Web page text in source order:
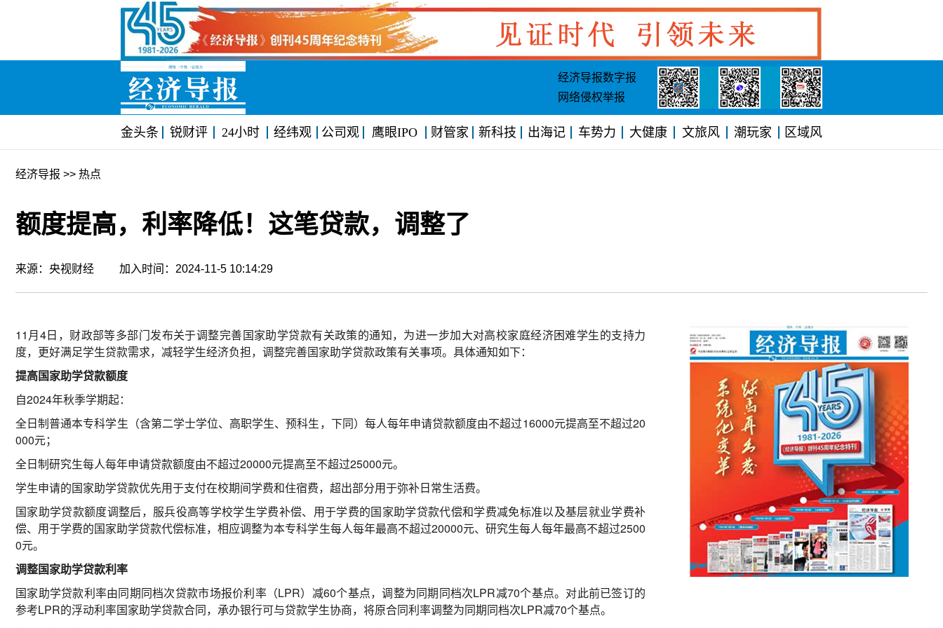
经济导报数字报
网络侵权举报
金头条 锐财评 24小时 经纬观 公司观 鹰眼IPO 财管家 新科技 出海记 车势力 大健康 文旅风 潮玩家 区域风
经济导报 >> 热点
额度提高，利率降低！这笔贷款，调整了
来源：央视财经 加入时间：2024-11-5 10:14:29
11月4日，财政部等多部门发布关于调整完善国家助学贷款有关政策的通知，为进一步加大对高校家庭经济困难学生的支持力
度，更好满足学生贷款需求，减轻学生经济负担，调整完善国家助学贷款政策有关事项。具体通知如下：
提高国家助学贷款额度
自2024年秋季学期起：
全日制普通本专科学生（含第二学士学位、高职学生、预科生，下同）每人每年申请贷款额度由不超过16000元提高至不超过20
000元；
全日制研究生每人每年申请贷款额度由不超过20000元提高至不超过25000元。
学生申请的国家助学贷款优先用于支付在校期间学费和住宿费，超出部分用于弥补日常生活费。
国家助学贷款额度调整后，服兵役高等学校学生学费补偿、用于学费的国家助学贷款代偿和学费减免标准以及基层就业学费补
偿、用于学费的国家助学贷款代偿标准，相应调整为本专科学生每人每年最高不超过20000元、研究生每人每年最高不超过2500
0元。
调整国家助学贷款利率
国家助学贷款利率由同期同档次贷款市场报价利率（LPR）减60个基点，调整为同期同档次LPR减70个基点。对此前已签订的
参考LPR的浮动利率国家助学贷款合同，承办银行可与贷款学生协商，将原合同利率调整为同期同档次LPR减70个基点。